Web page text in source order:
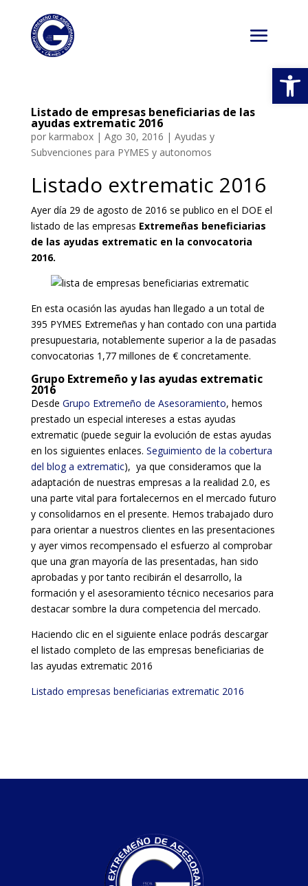
Listado de empresas beneficiarias de las
ayudas extrematic 2016
por karmabox| Ago 30, 2016 | Ayudas y
Subvenciones para PYMES y autonomos
Listado extrematic 2016
Ayer día 29 de agosto de 2016 se publico en el DOE el
listado de las empresas Extremeñas beneficiarias
de las ayudas extrematic en la convocatoria
2016.
En esta ocasión las ayudas han llegado a un total de
395 PYMES Extremeñas y han contado con una partida
presupuestaria, notablemente superior a la de pasadas
convocatorias 1,77 millones de € concretamente.
Grupo Extremeño y las ayudas extrematic
2016
Desde Grupo Extremeño de Asesoramiento, hemos
prestado un especial intereses a estas ayudas
extrematic (puede seguir la evolución de estas ayudas
en los siguientes enlaces. Seguimiento de la cobertura
del blog a extrematic), ya que consideramos que la
adaptación de nuestras empresas a la realidad 2.0, es
una parte vital para fortalecernos en el mercado futuro
y consolidarnos en el presente. Hemos trabajado duro
para orientar a nuestros clientes en las presentaciones
y ayer vimos recompensado el esfuerzo al comprobar
que una gran mayoría de las presentadas, han sido
aprobadas y por tanto recibirán el desarrollo, la
formación y el asesoramiento técnico necesarios para
destacar sombre la dura competencia del mercado.
Haciendo clic en el siguiente enlace podrás descargar
el listado completo de las empresas beneficiarias de
las ayudas extrematic 2016
Listado empresas beneficiarias extrematic 2016